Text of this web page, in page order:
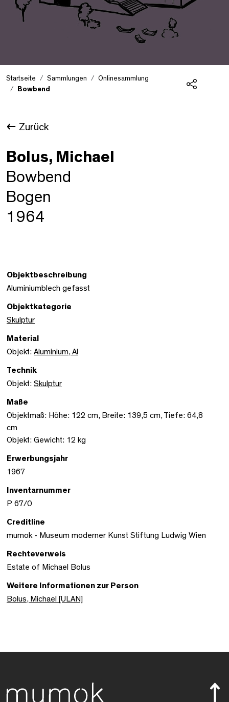
Startseite Sammlungen
Onlinesammlung
Bowbend
Zurück
Bolus, Michael
Bowbend
Bogen
1964
Objektbeschreibung
Aluminiumblech gefasst
Objektkategorie
Skulptur
Material
Objekt: Aluminium, Al
Technik
Objekt: Skulptur
Maße
Objektmaß: Höhe: 122 cm, Breite: 139,5 cm, Tiefe: 64,8
cm
Objekt: Gewicht: 12 kg
Erwerbungsjahr
1967
Inventarnummer
P 67/0
Creditline
mumok - Museum moderner Kunst Stiftung Ludwig Wien
Rechteverweis
Estate of Michael Bolus
Weitere Informationen zur Person
Bolus, Michael [ULAN]